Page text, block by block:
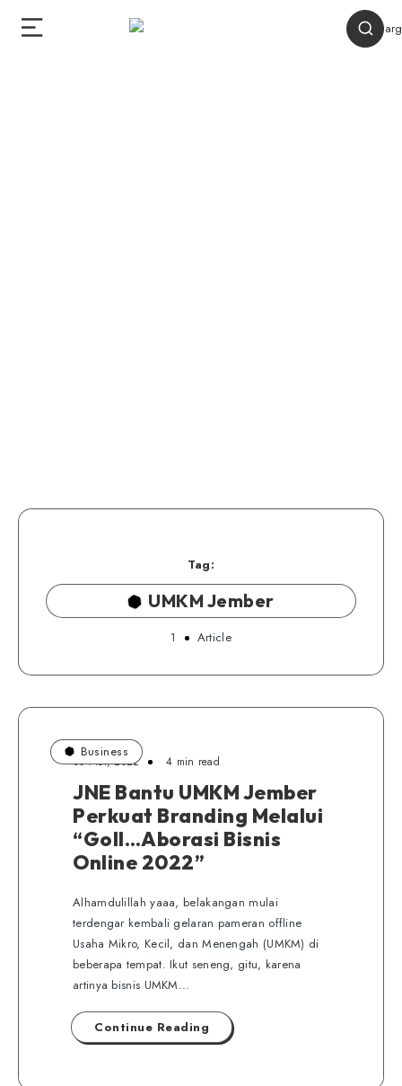
Tag:
UMKM Jember
1 Article
Business
30 Mei, 2022 4 min read
JNE Bantu UMKM Jember
Perkuat Branding Melalui
“Goll…Aborasi Bisnis
Online 2022”
Alhamdulillah yaaa, belakangan mulai
terdengar kembali gelaran pameran offline
Usaha Mikro, Kecil, dan Menengah (UMKM) di
beberapa tempat. Ikut seneng, gitu, karena
artinya bisnis UMKM…
Continue Reading